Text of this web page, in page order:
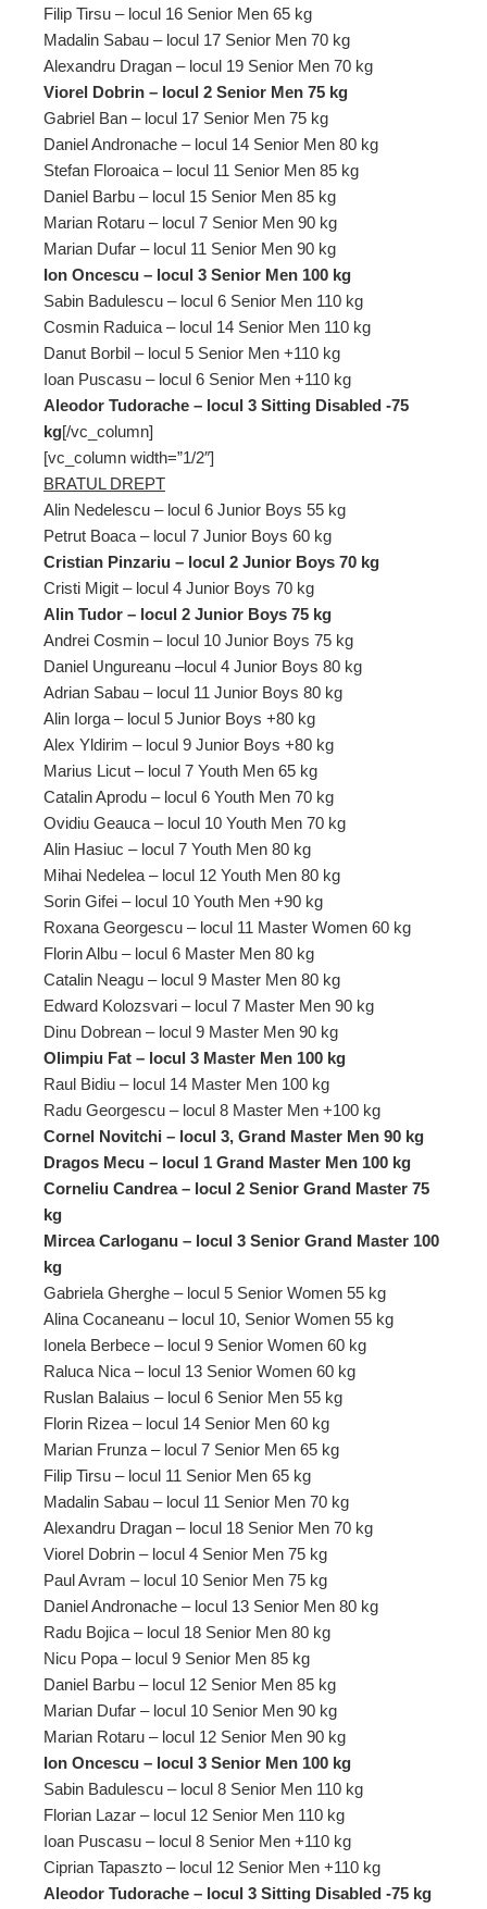
Filip Tirsu – locul 16 Senior Men 65 kg
Madalin Sabau – locul 17 Senior Men 70 kg
Alexandru Dragan – locul 19 Senior Men 70 kg
Viorel Dobrin – locul 2 Senior Men 75 kg
Gabriel Ban – locul 17 Senior Men 75 kg
Daniel Andronache – locul 14 Senior Men 80 kg
Stefan Floroaica – locul 11 Senior Men 85 kg
Daniel Barbu – locul 15 Senior Men 85 kg
Marian Rotaru – locul 7 Senior Men 90 kg
Marian Dufar – locul 11 Senior Men 90 kg
Ion Oncescu – locul 3 Senior Men 100 kg
Sabin Badulescu – locul 6 Senior Men 110 kg
Cosmin Raduica – locul 14 Senior Men 110 kg
Danut Borbil – locul 5 Senior Men +110 kg
Ioan Puscasu – locul 6 Senior Men +110 kg
Aleodor Tudorache – locul 3 Sitting Disabled -75
kg[/vc_column]
[vc_column width=”1/2″]
BRATUL DREPT
Alin Nedelescu – locul 6 Junior Boys 55 kg
Petrut Boaca – locul 7 Junior Boys 60 kg
Cristian Pinzariu – locul 2 Junior Boys 70 kg
Cristi Migit – locul 4 Junior Boys 70 kg
Alin Tudor – locul 2 Junior Boys 75 kg
Andrei Cosmin – locul 10 Junior Boys 75 kg
Daniel Ungureanu –locul 4 Junior Boys 80 kg
Adrian Sabau – locul 11 Junior Boys 80 kg
Alin Iorga – locul 5 Junior Boys +80 kg
Alex Yldirim – locul 9 Junior Boys +80 kg
Marius Licut – locul 7 Youth Men 65 kg
Catalin Aprodu – locul 6 Youth Men 70 kg
Ovidiu Geauca – locul 10 Youth Men 70 kg
Alin Hasiuc – locul 7 Youth Men 80 kg
Mihai Nedelea – locul 12 Youth Men 80 kg
Sorin Gifei – locul 10 Youth Men +90 kg
Roxana Georgescu – locul 11 Master Women 60 kg
Florin Albu – locul 6 Master Men 80 kg
Catalin Neagu – locul 9 Master Men 80 kg
Edward Kolozsvari – locul 7 Master Men 90 kg
Dinu Dobrean – locul 9 Master Men 90 kg
Olimpiu Fat – locul 3 Master Men 100 kg
Raul Bidiu – locul 14 Master Men 100 kg
Radu Georgescu – locul 8 Master Men +100 kg
Cornel Novitchi – locul 3, Grand Master Men 90 kg
Dragos Mecu – locul 1 Grand Master Men 100 kg
Corneliu Candrea – locul 2 Senior Grand Master 75
kg
Mircea Carloganu – locul 3 Senior Grand Master 100
kg
Gabriela Gherghe – locul 5 Senior Women 55 kg
Alina Cocaneanu – locul 10, Senior Women 55 kg
Ionela Berbece – locul 9 Senior Women 60 kg
Raluca Nica – locul 13 Senior Women 60 kg
Ruslan Balaius – locul 6 Senior Men 55 kg
Florin Rizea – locul 14 Senior Men 60 kg
Marian Frunza – locul 7 Senior Men 65 kg
Filip Tirsu – locul 11 Senior Men 65 kg
Madalin Sabau – locul 11 Senior Men 70 kg
Alexandru Dragan – locul 18 Senior Men 70 kg
Viorel Dobrin – locul 4 Senior Men 75 kg
Paul Avram – locul 10 Senior Men 75 kg
Daniel Andronache – locul 13 Senior Men 80 kg
Radu Bojica – locul 18 Senior Men 80 kg
Nicu Popa – locul 9 Senior Men 85 kg
Daniel Barbu – locul 12 Senior Men 85 kg
Marian Dufar – locul 10 Senior Men 90 kg
Marian Rotaru – locul 12 Senior Men 90 kg
Ion Oncescu – locul 3 Senior Men 100 kg
Sabin Badulescu – locul 8 Senior Men 110 kg
Florian Lazar – locul 12 Senior Men 110 kg
Ioan Puscasu – locul 8 Senior Men +110 kg
Ciprian Tapaszto – locul 12 Senior Men +110 kg
Aleodor Tudorache – locul 3 Sitting Disabled -75 kg